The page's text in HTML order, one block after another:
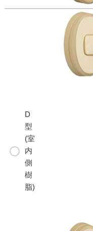
D
型
(室
内
側
樹
脂)